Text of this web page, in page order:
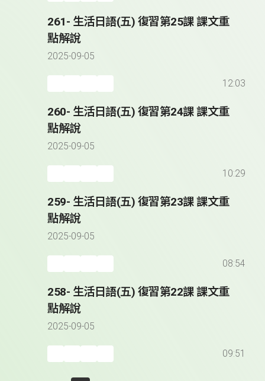
261- 生活日語(五) 復習第25課 課文重
點解說
2025-09-05
12:03
260- 生活日語(五) 復習第24課 課文重
點解說
2025-09-05
10:29
259- 生活日語(五) 復習第23課 課文重
點解說
2025-09-05
08:54
258- 生活日語(五) 復習第22課 課文重
點解說
2025-09-05
09:51